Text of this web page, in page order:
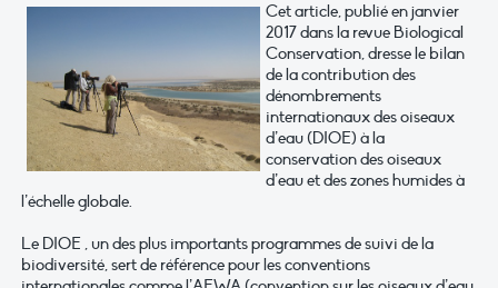
Cet article, publié en janvier
2017 dans la revue Biological
Conservation, dresse le bilan
de la contribution des
dénombrements
internationaux des oiseaux
d’eau (DIOE) à la
conservation des oiseaux
d’eau et des zones humides à
l’échelle globale.
Le DIOE , un des plus importants programmes de suivi de la
biodiversité, sert de référence pour les conventions